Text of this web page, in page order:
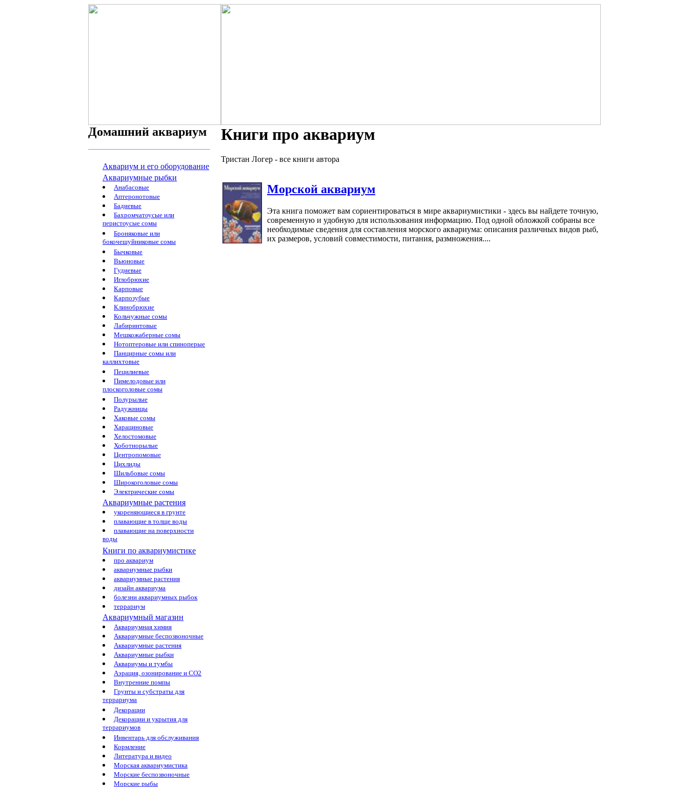
Домашний аквариум
Аквариум и его оборудование
Аквариумные рыбки
Анабасовые
Аптеронотовые
Бадиевые
Бахромчатоусые или
перистоусые сомы
Броняковые или
бокочешуйниковые сомы
Бычковые
Вьюновые
Гудиевые
Иглобрюхие
Карповые
Карпозубые
Клинобрюхие
Кольчужные сомы
Лабиринтовые
Мешкожаберные сомы
Нотоптеровые или спиноперые
Панцирные сомы или
каллихтовые
Пецилиевые
Пимелодовые или
плоскоголовые сомы
Полурылые
Радужницы
Хаковые сомы
Харациновые
Хелостомовые
Хоботнорылые
Центропомовые
Цихлиды
Шильбовые сомы
Широкоголовые сомы
Электрические сомы
Аквариумные растения
укореняющиеся в грунте
плавающие в толще воды
плавающие на поверхности
воды
Книги по аквариумистике
про аквариум
аквариумные рыбки
аквариумные растения
дизайн аквариума
болезни аквариумных рыбок
террариум
Аквариумный магазин
Аквариумная химия
Аквариумные беспозвоночные
Аквариумные растения
Аквариумные рыбки
Аквариумы и тумбы
Аэрация, озонирование и CO2
Внутренние помпы
Грунты и субстраты для
террариума
Декорации
Декорации и укрытия для
террариумов
Инвентарь для обслуживания
Кормление
Литература и видео
Морская аквариумистика
Морские беспозвоночные
Морские рыбы
Книги про аквариум
Тристан Логер - все книги автора
Морской аквариум
Эта книга поможет вам сориентироваться в мире аквариумистики - здесь вы найдете точную,
современную и удобную для использования информацию. Под одной обложкой собраны все
необходимые сведения для составления морского аквариума: описания различных видов рыб,
их размеров, условий совместимости, питания, размножения....